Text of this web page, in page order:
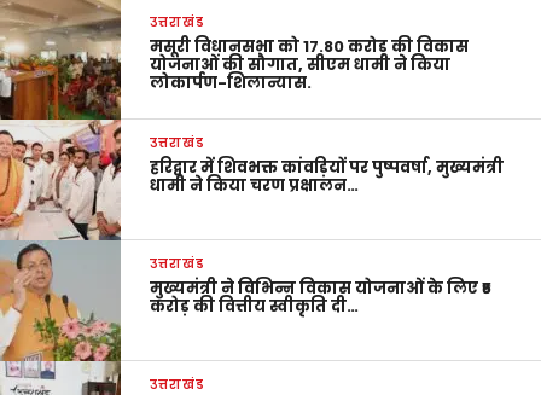
उत्तराखंड
मसूरी विधानसभा को 17.80 करोड़ की विकास
योजनाओं की सौगात, सीएम धामी ने किया
लोकार्पण-शिलान्यास.
उत्तराखंड
हरिद्वार में शिवभक्त कांवड़ियों पर पुष्पवर्षा, मुख्यमंत्री
धामी ने किया चरण प्रक्षालन…
उत्तराखंड
मुख्यमंत्री ने विभिन्न विकास योजनाओं के लिए ₹5
करोड़ की वित्तीय स्वीकृति दी…
उत्तराखंड